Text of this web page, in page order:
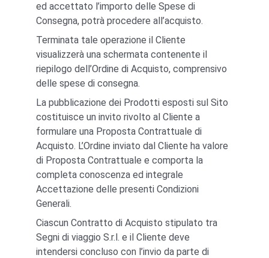
ed accettato l’importo delle Spese di
Consegna, potrà procedere all’acquisto.
Terminata tale operazione il Cliente
visualizzerà una schermata contenente il
riepilogo dell’Ordine di Acquisto, comprensivo
delle spese di consegna.
La pubblicazione dei Prodotti esposti sul Sito
costituisce un invito rivolto al Cliente a
formulare una Proposta Contrattuale di
Acquisto. L’Ordine inviato dal Cliente ha valore
di Proposta Contrattuale e comporta la
completa conoscenza ed integrale
Accettazione delle presenti Condizioni
Generali.
Ciascun Contratto di Acquisto stipulato tra
Segni di viaggio S.r.l. e il Cliente deve
intendersi concluso con l’invio da parte di